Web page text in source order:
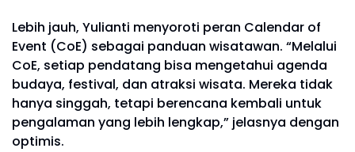
Lebih jauh, Yulianti menyoroti peran Calendar of
Event (CoE) sebagai panduan wisatawan. “Melalui
CoE, setiap pendatang bisa mengetahui agenda
budaya, festival, dan atraksi wisata. Mereka tidak
hanya singgah, tetapi berencana kembali untuk
pengalaman yang lebih lengkap,” jelasnya dengan
optimis.